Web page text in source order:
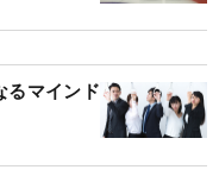
るマインド